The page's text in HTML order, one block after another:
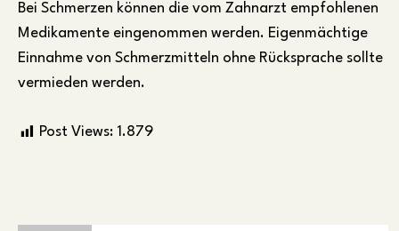
Bei Schmerzen können die vom Zahnarzt empfohlenen
Medikamente eingenommen werden. Eigenmächtige
Einnahme von Schmerzmitteln ohne Rücksprache sollte
vermieden werden.
Post Views: 1.879